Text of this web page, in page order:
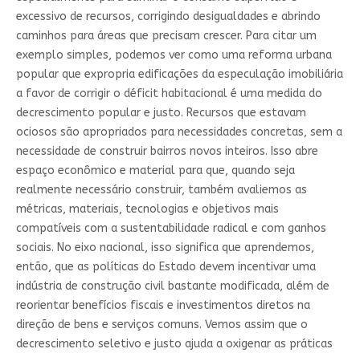
excessivo de recursos, corrigindo desigualdades e abrindo
caminhos para áreas que precisam crescer. Para citar um
exemplo simples, podemos ver como uma reforma urbana
popular que expropria edificações da especulação imobiliária
a favor de corrigir o déficit habitacional é uma medida do
decrescimento popular e justo. Recursos que estavam
ociosos são apropriados para necessidades concretas, sem a
necessidade de construir bairros novos inteiros. Isso abre
espaço econômico e material para que, quando seja
realmente necessário construir, também avaliemos as
métricas, materiais, tecnologias e objetivos mais
compatíveis com a sustentabilidade radical e com ganhos
sociais. No eixo nacional, isso significa que aprendemos,
então, que as políticas do Estado devem incentivar uma
indústria de construção civil bastante modificada, além de
reorientar benefícios fiscais e investimentos diretos na
direção de bens e serviços comuns. Vemos assim que o
decrescimento seletivo e justo ajuda a oxigenar as práticas